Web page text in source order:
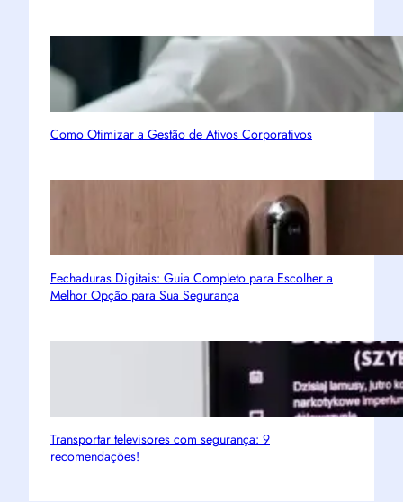
Como Otimizar a Gestão de Ativos Corporativos
Fechaduras Digitais: Guia Completo para Escolher a
Melhor Opção para Sua Segurança
Transportar televisores com segurança: 9
recomendações!